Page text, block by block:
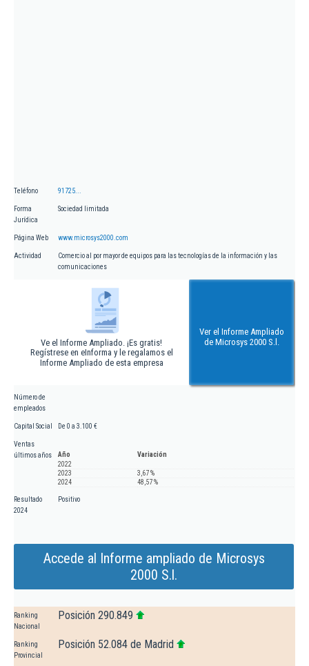
Teléfono 91725...
Forma
Jurídica
Sociedad limitada
Página Web www.microsys2000.com
Actividad
Comercio al por mayor de equipos para las tecnologías de la información y las
comunicaciones
Ve el Informe Ampliado. ¡Es gratis!
Regístrese en eInforma y le regalamos el
Informe Ampliado de esta empresa
Ver el Informe Ampliado
de Microsys 2000 S.l.
Número de
empleados
Capital Social De 0 a 3.100 €
Ventas
últimos años
Año
Variación
2022
2023
3,67 %
2024
48,57 %
Resultado
2024
Positivo
Accede al Informe ampliado de Microsys
2000 S.l.
Ranking
Nacional
Posición 290.849
Ranking
Provincial
Posición 52.084 de Madrid